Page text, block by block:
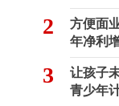
2
方便面
年净利
3
让孩子
青少年